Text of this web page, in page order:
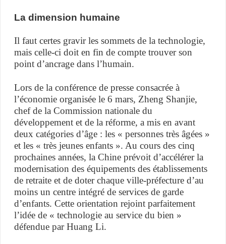
La dimension humaine
Il faut certes gravir les sommets de la technologie,
mais celle-ci doit en fin de compte trouver son
point d’ancrage dans l’humain.
Lors de la conférence de presse consacrée à
l’économie organisée le 6 mars, Zheng Shanjie,
chef de la Commission nationale du
développement et de la réforme, a mis en avant
deux catégories d’âge : les « personnes très âgées »
et les « très jeunes enfants ». Au cours des cinq
prochaines années, la Chine prévoit d’accélérer la
modernisation des équipements des établissements
de retraite et de doter chaque ville-préfecture d’au
moins un centre intégré de services de garde
d’enfants. Cette orientation rejoint parfaitement
l’idée de « technologie au service du bien »
défendue par Huang Li.